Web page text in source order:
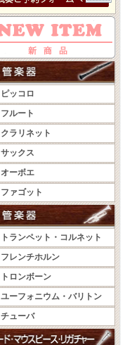
ピッコロ
フルート
クラリネット
サックス
オーボエ
ファゴット
トランペット・コルネット
フレンチホルン
トロンボーン
ユーフォニウム・バリトン
チューバ